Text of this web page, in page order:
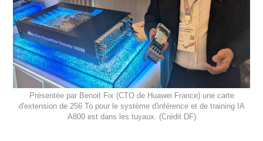
Présentée par Benoit Fix (CTO de Huawei France) une carte
d'extension de 256 To pour le système d'inférence et de training IA
A800 est dans les tuyaux. (Crédit DF)